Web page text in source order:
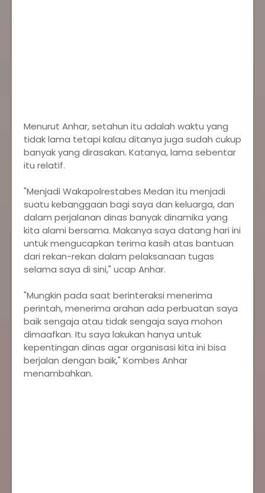
Menurut Anhar, setahun itu adalah waktu yang
tidak lama tetapi kalau ditanya juga sudah cukup
banyak yang dirasakan. Katanya, lama sebentar
itu relatif.
"Menjadi Wakapolrestabes Medan itu menjadi
suatu kebanggaan bagi saya dan keluarga, dan
dalam perjalanan dinas banyak dinamika yang
kita alami bersama. Makanya saya datang hari ini
untuk mengucapkan terima kasih atas bantuan
dari rekan-rekan dalam pelaksanaan tugas
selama saya di sini," ucap Anhar.
"Mungkin pada saat berinteraksi menerima
perintah, menerima arahan ada perbuatan saya
baik sengaja atau tidak sengaja saya mohon
dimaafkan. Itu saya lakukan hanya untuk
kepentingan dinas agar organisasi kita ini bisa
berjalan dengan baik," Kombes Anhar
menambahkan.